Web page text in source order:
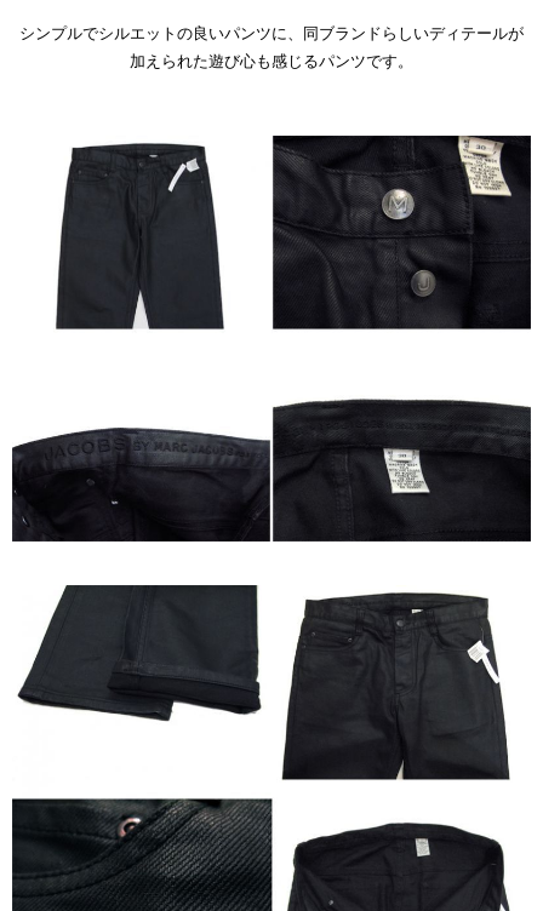
シンプルでシルエットの良いパンツに、同ブランドらしいディテールが
加えられた遊び心も感じるパンツです。